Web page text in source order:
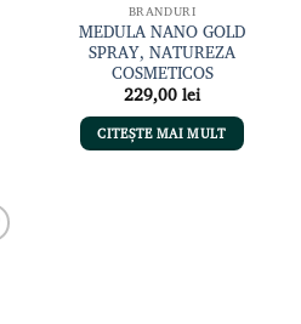
BRANDURI
MEDULA NANO GOLD
SPRAY, NATUREZA
COSMETICOS
229,00lei
CITEȘTE MAI MULT